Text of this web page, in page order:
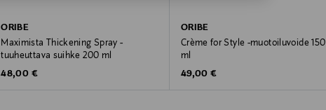
ORIBE
Maximista Thickening Spray -
tuuheuttava suihke 200 ml
Original Price
48,00 €
ORIBE
Crème for Style -muotoiluvoide 150
ml
Original Price
49,00 €